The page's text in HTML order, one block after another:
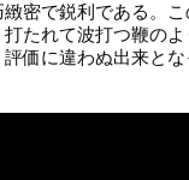
密で鋭利である。
たれて波打つ鞭の
価に違わぬ出来とな